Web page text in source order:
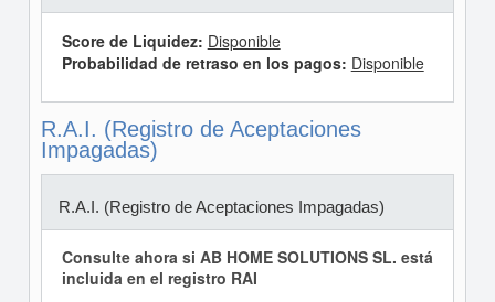
Score de Liquidez: Disponible
Probabilidad de retraso en los pagos: Disponible
R.A.I. (Registro de Aceptaciones
Impagadas)
R.A.I. (Registro de Aceptaciones Impagadas)
Consulte ahora si AB HOME SOLUTIONS SL. está
incluida en el registro RAI